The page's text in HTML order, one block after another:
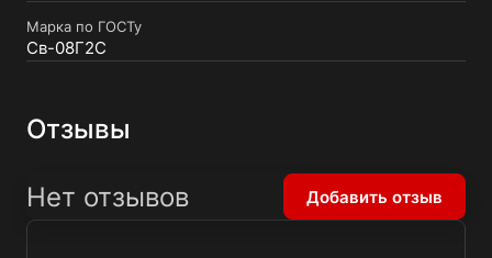
Марка по ГОСТу
Св-08Г2С
Отзывы
Нет отзывов Добавить отзыв